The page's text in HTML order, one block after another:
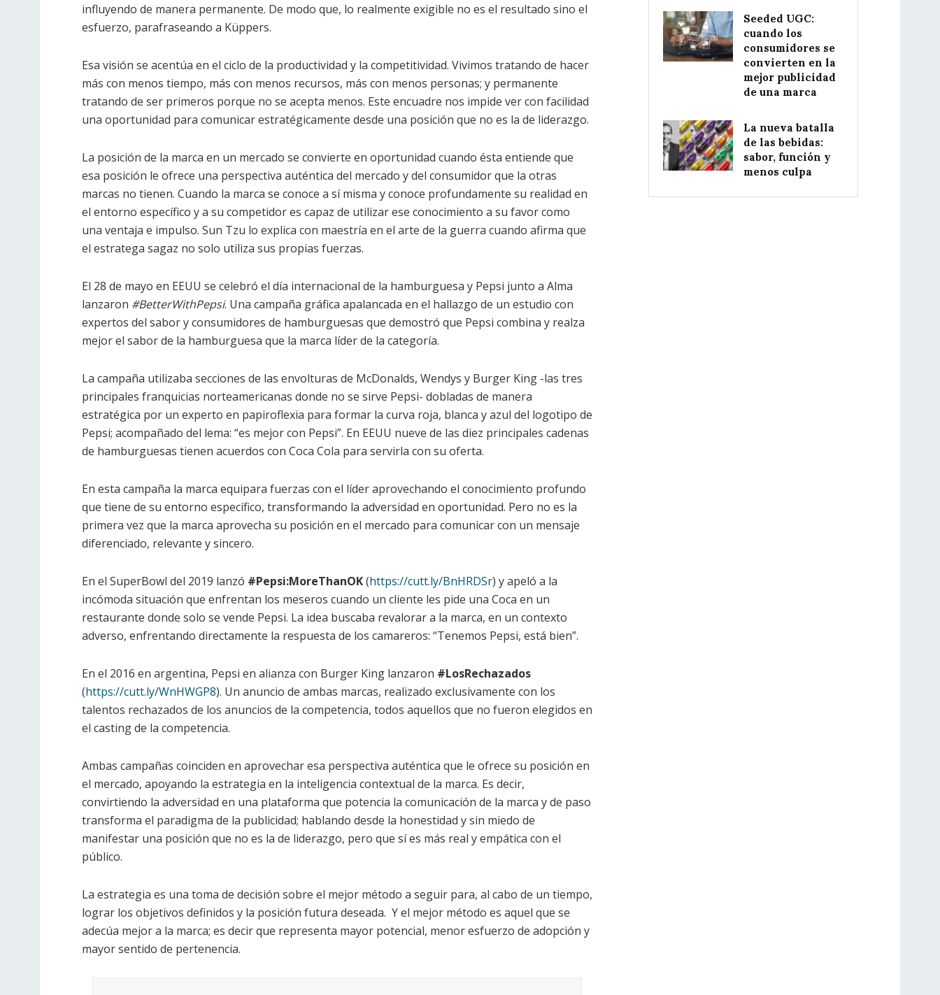
influyendo de manera permanente. De modo que, lo realmente exigible no es el resultado sino el
esfuerzo, parafraseando a Küppers.
Esa visión se acentúa en el ciclo de la productividad y la competitividad. Vivimos tratando de hacer
más con menos tiempo, más con menos recursos, más con menos personas; y permanente
tratando de ser primeros porque no se acepta menos. Este encuadre nos impide ver con facilidad
una oportunidad para comunicar estratégicamente desde una posición que no es la de liderazgo.
La posición de la marca en un mercado se convierte en oportunidad cuando ésta entiende que
esa posición le ofrece una perspectiva auténtica del mercado y del consumidor que la otras
marcas no tienen. Cuando la marca se conoce a sí misma y conoce profundamente su realidad en
el entorno específico y a su competidor es capaz de utilizar ese conocimiento a su favor como
una ventaja e impulso. Sun Tzu lo explica con maestría en el arte de la guerra cuando afirma que
el estratega sagaz no solo utiliza sus propias fuerzas.
El 28 de mayo en EEUU se celebró el día internacional de la hamburguesa y Pepsi junto a Alma
lanzaron #BetterWithPepsi. Una campaña gráfica apalancada en el hallazgo de un estudio con
expertos del sabor y consumidores de hamburguesas que demostró que Pepsi combina y realza
mejor el sabor de la hamburguesa que la marca líder de la categoría.
La campaña utilizaba secciones de las envolturas de McDonalds, Wendys y Burger King -las tres
principales franquicias norteamericanas donde no se sirve Pepsi- dobladas de manera
estratégica por un experto en papiroflexia para formar la curva roja, blanca y azul del logotipo de
Pepsi; acompañado del lema: “es mejor con Pepsi”. En EEUU nueve de las diez principales cadenas
de hamburguesas tienen acuerdos con Coca Cola para servirla con su oferta.
En esta campaña la marca equipara fuerzas con el líder aprovechando el conocimiento profundo
que tiene de su entorno específico, transformando la adversidad en oportunidad. Pero no es la
primera vez que la marca aprovecha su posición en el mercado para comunicar con un mensaje
diferenciado, relevante y sincero.
En el SuperBowl del 2019 lanzó #Pepsi:MoreThanOK(https://cutt.ly/BnHRDSr) y apeló a la
incómoda situación que enfrentan los meseros cuando un cliente les pide una Coca en un
restaurante donde solo se vende Pepsi. La idea buscaba revalorar a la marca, en un contexto
adverso, enfrentando directamente la respuesta de los camareros: “Tenemos Pepsi, está bien”.
En el 2016 en argentina, Pepsi en alianza con Burger King lanzaron #LosRechazados
(https://cutt.ly/WnHWGP8). Un anuncio de ambas marcas, realizado exclusivamente con los
talentos rechazados de los anuncios de la competencia, todos aquellos que no fueron elegidos en
el casting de la competencia.
Ambas campañas coinciden en aprovechar esa perspectiva auténtica que le ofrece su posición en
el mercado, apoyando la estrategia en la inteligencia contextual de la marca. Es decir,
convirtiendo la adversidad en una plataforma que potencia la comunicación de la marca y de paso
transforma el paradigma de la publicidad; hablando desde la honestidad y sin miedo de
manifestar una posición que no es la de liderazgo, pero que sí es más real y empática con el
público.
La estrategia es una toma de decisión sobre el mejor método a seguir para, al cabo de un tiempo,
lograr los objetivos definidos y la posición futura deseada. Y el mejor método es aquel que se
adecúa mejor a la marca; es decir que representa mayor potencial, menor esfuerzo de adopción y
mayor sentido de pertenencia.
Seeded UGC:
cuando los
consumidores se
convierten en la
mejor publicidad
de una marca
La nueva batalla
de las bebidas:
sabor, función y
menos culpa